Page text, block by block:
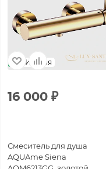
Италия
16 000 ₽
Смеситель для душа
AQUAme Siena